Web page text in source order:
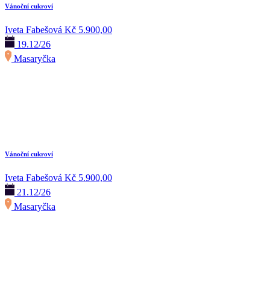
Vánoční cukroví
Iveta Fabešová Kč 5.900,00
19.12/26
Masaryčka
Vánoční cukroví
Iveta Fabešová Kč 5.900,00
21.12/26
Masaryčka